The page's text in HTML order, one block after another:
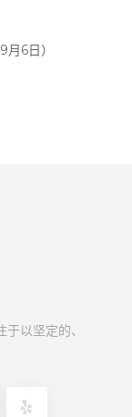
6日）
以坚定的、